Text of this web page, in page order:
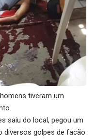
tiveram um
saiu do local, pegou um
diversos golpes de facão